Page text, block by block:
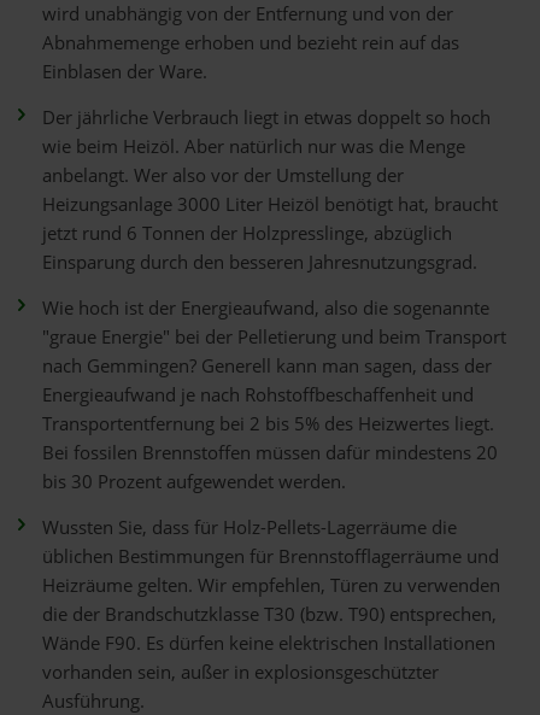
wird unabhängig von der Entfernung und von der
Abnahmemenge erhoben und bezieht rein auf das
Einblasen der Ware.
Der jährliche Verbrauch liegt in etwas doppelt so hoch
wie beim Heizöl. Aber natürlich nur was die Menge
anbelangt. Wer also vor der Umstellung der
Heizungsanlage 3000 Liter Heizöl benötigt hat, braucht
jetzt rund 6 Tonnen der Holzpresslinge, abzüglich
Einsparung durch den besseren Jahresnutzungsgrad.
Wie hoch ist der Energieaufwand, also die sogenannte
"graue Energie" bei der Pelletierung und beim Transport
nach Gemmingen? Generell kann man sagen, dass der
Energieaufwand je nach Rohstoffbeschaffenheit und
Transportentfernung bei 2 bis 5% des Heizwertes liegt.
Bei fossilen Brennstoffen müssen dafür mindestens 20
bis 30 Prozent aufgewendet werden.
Wussten Sie, dass für Holz-Pellets-Lagerräume die
üblichen Bestimmungen für Brennstofflagerräume und
Heizräume gelten. Wir empfehlen, Türen zu verwenden
die der Brandschutzklasse T30 (bzw. T90) entsprechen,
Wände F90. Es dürfen keine elektrischen Installationen
vorhanden sein, außer in explosionsgeschützter
Ausführung.